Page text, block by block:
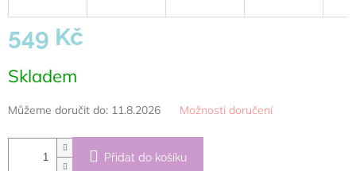
549 Kč
cena:
Skladem
Můžeme doručit do: 11.8.2026 Možnosti doručení
Přidat do košíku